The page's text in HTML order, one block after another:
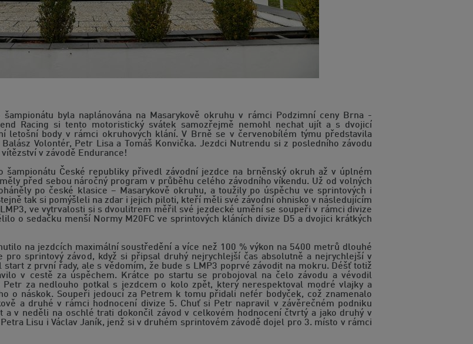
byla naplánována na Masarykově okruhu v rámci Podzimní ceny Brna -
Racing si tento motoristický svátek samozřejmě nemohl nechat ujít a s dvojicí
letošní body v rámci okruhových klání. V Brně se v červenobílém týmu představila
Volontér, Petr Lisa a Tomáš Konvička. Jezdci Nutrendu si z posledního závodu
v závodě Endurance!
České republiky přivedl závodní jezdce na brněnský okruh až v úplném
před sebou náročný program v průběhu celého závodního víkendu. Už od volných
po české klasice – Masarykově okruhu, a toužily po úspěchu ve sprintových i
tak si pomýšleli na zdar i jejich piloti, kteří měli své závodní ohnisko v následujícím
ve vytrvalosti si s dvoulitrem měřil své jezdecké umění se soupeři v rámci divize
o sedačku menší Normy M20FC ve sprintových kláních divize D5 a dvojici krátkých
na jezdcích maximální soustředění a více než 100 % výkon na 5400 metrů dlouhé
sprintový závod, když si připsal druhý nejrychlejší čas absolutně a nejrychlejší v
z první řady, ale s vědomím, že bude s LMP3 poprvé závodit na mokru. Déšť totiž
v cestě za úspěchem. Krátce po startu se probojoval na čelo závodu a vévodil
za nedlouho potkal s jezdcem o kolo zpět, který nerespektoval modré vlajky a
o náskok. Soupeři jedoucí za Petrem k tomu přidali nefér bodyček, což znamenalo
a druhé v rámci hodnocení divize 5. Chuť si Petr napravil v závěrečném podniku
a v neděli na oschlé trati dokončil závod v celkovém hodnocení čtvrtý a jako druhý v
Lisu i Václav Janík, jenž si v druhém sprintovém závodě dojel pro 3. místo v rámci